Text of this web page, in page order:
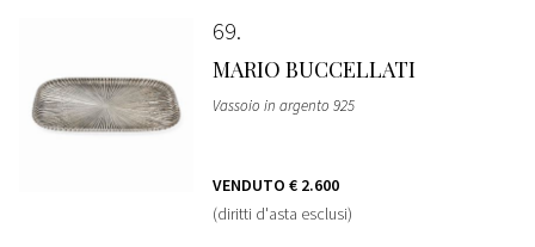
69
MARIO BUCCELLATI
Vassoio in argento 925
VENDUTO € 2.600
(diritti d'asta esclusi)